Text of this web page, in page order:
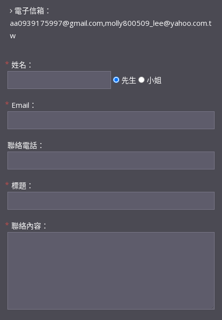
可加line (網頁底部line連結)直接購買
電子信箱：
aa0939175997@gmail.com,molly800509_lee@yahoo.com.t
w
姓名：
先生
小姐
Email：
聯絡電話：
標題：
聯絡內容：